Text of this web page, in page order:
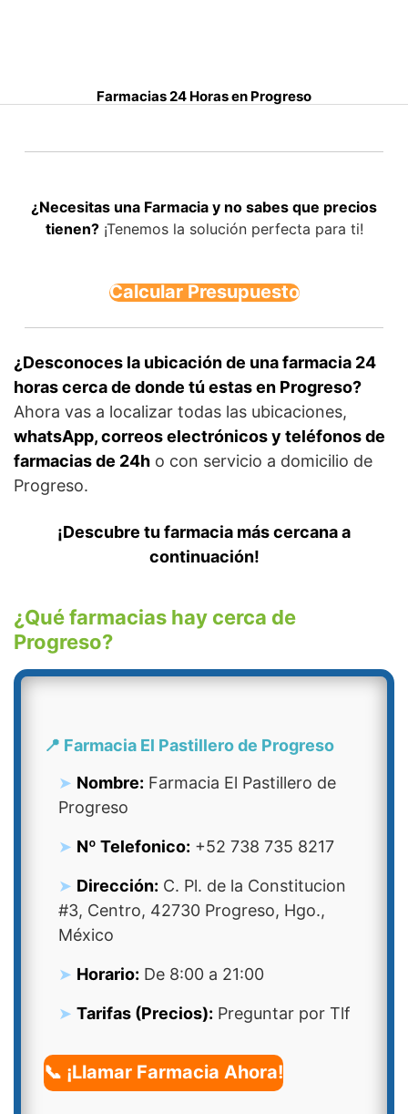
Farmacias 24 Horas en Progreso
¿Necesitas una Farmacia y no sabes que precios
tienen?¡Tenemos la solución perfecta para ti!
Calcular Presupuesto
¿Desconoces la ubicación de una farmacia 24
horas cerca de donde tú estas en Progreso?
Ahora vas a localizar todas las ubicaciones,
whatsApp, correos electrónicos y teléfonos de
farmacias de 24h o con servicio a domicilio de
Progreso.
¡Descubre tu farmacia más cercana a
continuación!
¿Qué farmacias hay cerca de
Progreso?
📍 Farmacia El Pastillero de Progreso
Nombre: Farmacia El Pastillero de
Progreso
Nº Telefonico: +52 738 735 8217
Dirección: C. Pl. de la Constitucion
#3, Centro, 42730 Progreso, Hgo.,
México
Horario: De 8:00 a 21:00
Tarifas (Precios): Preguntar por Tlf
📞 ¡Llamar Farmacia Ahora!